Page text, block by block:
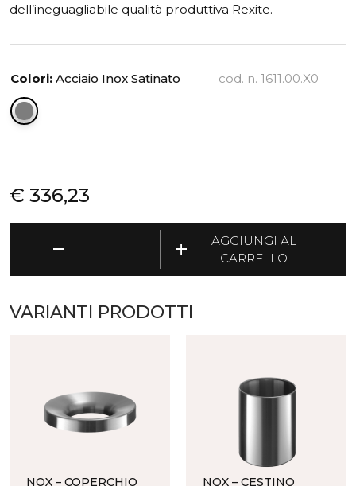
dell’ineguagliabile qualità produttiva Rexite.
Colori: Acciaio Inox Satinato cod. n. 1611.00.X0
€ 336,23
remove
Cestino
con
add
AGGIUNGI AL
CARRELLO
VARIANTI PRODOTTI
NOX – COPERCHIO
NOX – CESTINO